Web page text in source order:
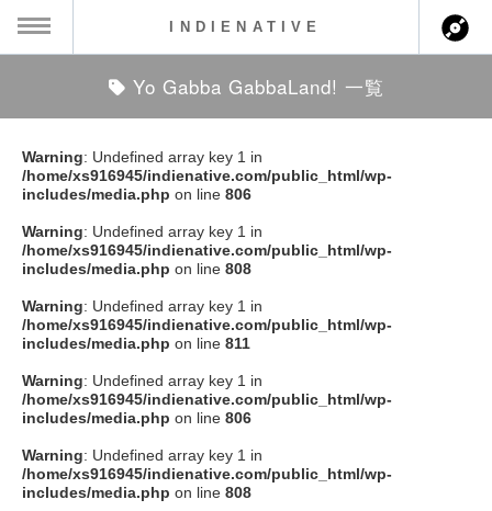
ス情報
ト情報
アーティスト
ション
ト
INDIENATIVE
Yo Gabba GabbaLand! 一覧
Warning: Undefined array key 1 in
/home/xs916945/indienative.com/public_html/wp-
includes/media.php on line 806
Warning: Undefined array key 1 in
/home/xs916945/indienative.com/public_html/wp-
includes/media.php on line 808
Warning: Undefined array key 1 in
/home/xs916945/indienative.com/public_html/wp-
includes/media.php on line 811
Warning: Undefined array key 1 in
/home/xs916945/indienative.com/public_html/wp-
includes/media.php on line 806
Warning: Undefined array key 1 in
/home/xs916945/indienative.com/public_html/wp-
includes/media.php on line 808